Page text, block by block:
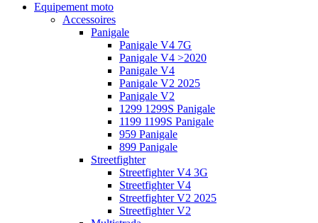
Equipement moto
Accessoires
Panigale
Panigale V4 7G
Panigale V4 >2020
Panigale V4
Panigale V2 2025
Panigale V2
1299 1299S Panigale
1199 1199S Panigale
959 Panigale
899 Panigale
Streetfighter
Streetfighter V4 3G
Streetfighter V4
Streetfighter V2 2025
Streetfighter V2